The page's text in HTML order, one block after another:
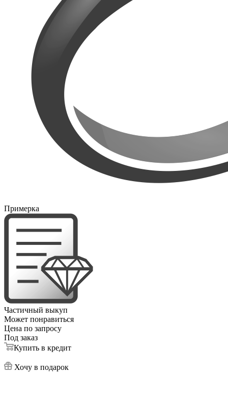
Примерка
Частичный выкуп
Может понравиться
Цена по запросу
Под заказ
Купить в кредит
Хочу в подарок